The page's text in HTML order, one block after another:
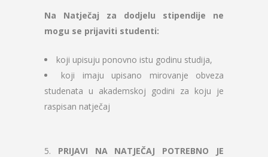
Na Natječaj za dodjelu stipendije ne
mogu se prijaviti studenti:
koji upisuju ponovno istu godinu studija,
koji imaju upisano mirovanje obveza
studenata u akademskoj godini za koju je
raspisan natječaj
5. PRIJAVI NA NATJEČAJ POTREBNO JE